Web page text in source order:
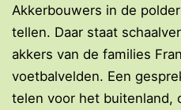
Akkerbouwers in de
tellen. Daar staat
akkers van de families
voetbalvelden. Een
telen voor het buitenland,